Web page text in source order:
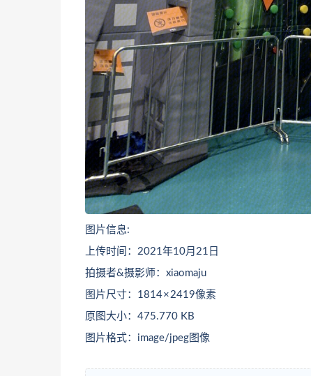
图片信息:
上传时间：2021年10月21日
拍摄者&摄影师：xiaomaju
图片尺寸：1814 × 2419像素
原图大小：475.770 KB
图片格式：image/jpeg图像